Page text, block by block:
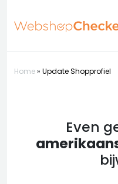
Home» Update Shopprofiel
Even